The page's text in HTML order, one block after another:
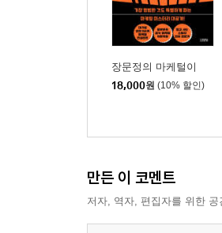
4. 꿀팁 - 솔깃한 정보로
5. 정리 - 고객 머릿속을
1. 자각 - 권하지 마라, 깨
장문정의 마케털이
18,000원 (10% 할인)
만든 이 코멘트
저자, 역자, 편집자를 위한